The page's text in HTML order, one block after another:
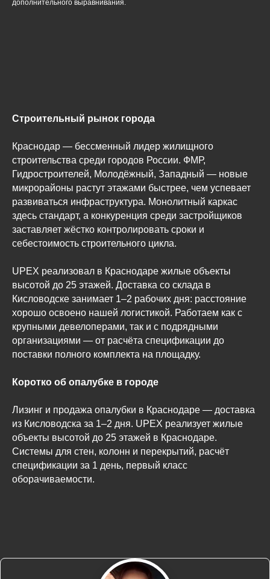
дополнительного выравнивания.
Строительный рынок города
Краснодар — бессменный лидер жилищного
строительства среди городов России. ФМР,
Гидростроителей, Молодёжный, Западный — новые
микрорайоны растут этажами быстрее, чем успевает
развиваться инфраструктура. Монолитный каркас
здесь стандарт, а конкуренция среди застройщиков
заставляет жёстко контролировать сроки и
себестоимость строительного цикла.
UPEX реализовал в Краснодаре жилые объекты
высотой до 25 этажей. Доставка со склада в
Кисловодске занимает 1–2 рабочих дня: расстояние
хорошо освоено нашей логистикой. Работаем как с
крупными девелоперами, так и с подрядными
организациями — от расчёта спецификации до
поставки полного комплекта на площадку.
Коротко об опалубке в городе
Лизинг и продажа опалубки в Краснодаре — доставка
из Кисловодска за 1–2 дня. UPEX реализует жилые
объекты высотой до 25 этажей в Краснодаре.
Системы для стен, колонн и перекрытий, расчёт
спецификации за 1 день, первый класс
оборачиваемости.